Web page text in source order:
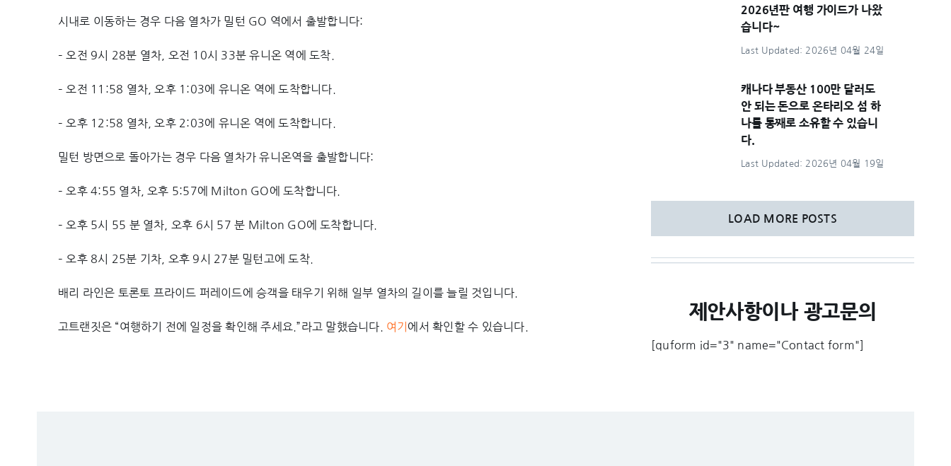
시내로 이동하는 경우 다음 열차가 밀턴 GO 역에서 출발합니다:
– 오전 9시 28분 열차, 오전 10시 33분 유니온 역에 도착.
– 오전 11:58 열차, 오후 1:03에 유니온 역에 도착합니다.
– 오후 12:58 열차, 오후 2:03에 유니온 역에 도착합니다.
밀턴 방면으로 돌아가는 경우 다음 열차가 유니온역을 출발합니다:
– 오후 4:55 열차, 오후 5:57에 Milton GO에 도착합니다.
– 오후 5시 55 분 열차, 오후 6시 57 분 Milton GO에 도착합니다.
– 오후 8시 25분 기차, 오후 9시 27분 밀턴고에 도착.
배리 라인은 토론토 프라이드 퍼레이드에 승객을 태우기 위해 일부 열차의 길이를 늘릴 것입니다.
고트랜짓은 “여행하기 전에 일정을 확인해 주세요.”라고 말했습니다. 여기 에서 확인할 수 있습니다.
2026년판 여행 가이드가 나왔
습니다~
Last Updated: 2026년 04월 24일
캐나다 부동산 100만 달러도
안 되는 돈으로 온타리오 섬 하
나를 통째로 소유할 수 있습니
다.
Last Updated: 2026년 04월 19일
LOAD MORE POSTS
제안사항이나 광고문의
[quform id="3" name="Contact form"]